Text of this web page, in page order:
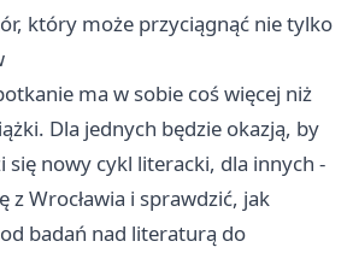
który może przyciągnąć nie tylko
ma w sobie coś więcej niż
Dla jednych będzie okazją, by
się nowy cykl literacki, dla innych -
z Wrocławia i sprawdzić, jak
badań nad literaturą do